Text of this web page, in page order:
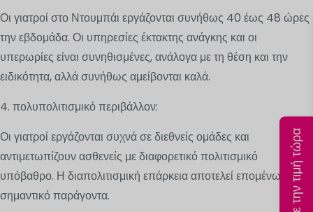
Οι γιατροί στο Ντουμπάι εργάζονται συνήθως 40 έως 48 ώρες
την εβδομάδα. Οι υπηρεσίες έκτακτης ανάγκης και οι
υπερωρίες είναι συνηθισμένες, ανάλογα με τη θέση και την
ειδικότητα, αλλά συνήθως αμείβονται καλά.
4. πολυπολιτισμικό περιβάλλον:
Οι γιατροί εργάζονται συχνά σε διεθνείς ομάδες και
αντιμετωπίζουν ασθενείς με διαφορετικό πολιτισμικό
υπόβαθρο. Η διαπολιτισμική επάρκεια αποτελεί επομένως
σημαντικό παράγοντα.